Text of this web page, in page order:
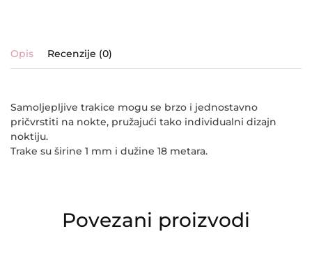
Opis Recenzije (0)
Samoljepljive trakice mogu se brzo i jednostavno
pričvrstiti na nokte, pružajući tako individualni dizajn
noktiju.
Trake su širine 1 mm i dužine 18 metara.
Povezani proizvodi